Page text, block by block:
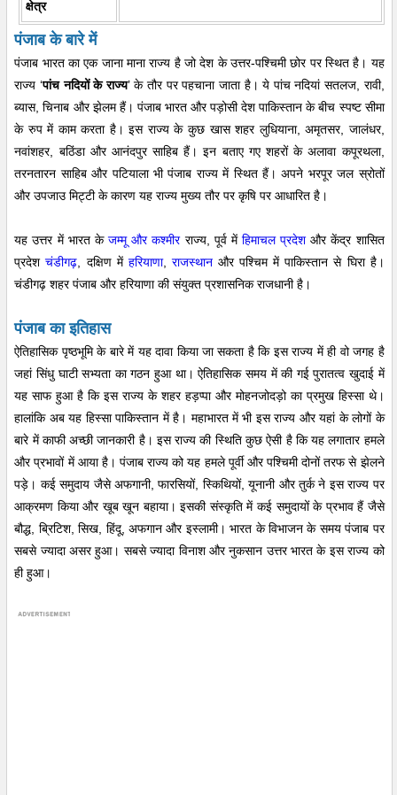
क्षेत्र
पंजाब के बारे में
पंजाब भारत का एक जाना माना राज्य है जो देश के उत्तर-पश्चिमी छोर पर स्थित है। यह
राज्य ‘पांच नदियों के राज्य’ के तौर पर पहचाना जाता है। ये पांच नदियां सतलज, रावी,
ब्यास, चिनाब और झेलम हैं। पंजाब भारत और पड़ोसी देश पाकिस्तान के बीच स्पष्ट सीमा
के रुप में काम करता है। इस राज्य के कुछ खास शहर लुधियाना, अमृतसर, जालंधर,
नवांशहर, बठिंडा और आनंदपुर साहिब हैं। इन बताए गए शहरों के अलावा कपूरथला,
तरनतारन साहिब और पटियाला भी पंजाब राज्य में स्थित हैं। अपने भरपूर जल स्रोतों
और उपजाउ मिट्टी के कारण यह राज्य मुख्य तौर पर कृषि पर आधारित है।
यह उत्तर में भारत केजम्मू और कश्मीरराज्य, पूर्व मेंहिमाचल प्रदेशऔर केंद्र शासित
प्रदेशचंडीगढ़, दक्षिण में हरियाणा, राजस्थान और पश्चिम में पाकिस्तान से घिरा है।
चंडीगढ़ शहर पंजाब और हरियाणा की संयुक्त प्रशासनिक राजधानी है।
पंजाब का इतिहास
ऐतिहासिक पृष्ठभूमि के बारे में यह दावा किया जा सकता है कि इस राज्य में ही वो जगह है
जहां सिंधु घाटी सभ्यता का गठन हुआ था। ऐतिहासिक समय में की गई पुरातत्व खुदाई में
यह साफ हुआ है कि इस राज्य के शहर हड़प्पा और मोहनजोदड़ो का प्रमुख हिस्सा थे।
हालांकि अब यह हिस्सा पाकिस्तान में है। महाभारत में भी इस राज्य और यहां के लोगों के
बारे में काफी अच्छी जानकारी है। इस राज्य की स्थिति कुछ ऐसी है कि यह लगातार हमले
और प्रभावों में आया है। पंजाब राज्य को यह हमले पूर्वी और पश्चिमी दोनों तरफ से झेलने
पड़े। कई समुदाय जैसे अफगानी, फारसियों, स्किथियों, यूनानी और तुर्क ने इस राज्य पर
आक्रमण किया और खूब खून बहाया। इसकी संस्कृति में कई समुदायों के प्रभाव हैं जैसे
बौद्ध, ब्रिटिश, सिख, हिंदू, अफगान और इस्लामी। भारत के विभाजन के समय पंजाब पर
सबसे ज्यादा असर हुआ। सबसे ज्यादा विनाश और नुकसान उत्तर भारत के इस राज्य को
ही हुआ।